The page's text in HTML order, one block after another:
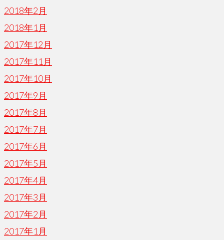
2018年2月
2018年1月
2017年12月
2017年11月
2017年10月
2017年9月
2017年8月
2017年7月
2017年6月
2017年5月
2017年4月
2017年3月
2017年2月
2017年1月